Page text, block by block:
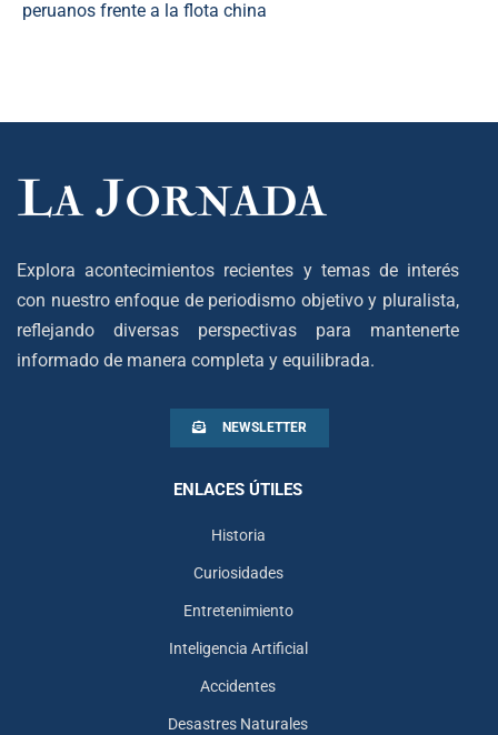
peruanos frente a la flota china
Explora acontecimientos recientes y temas de interés
con nuestro enfoque de periodismo objetivo y pluralista,
reflejando diversas perspectivas para mantenerte
informado de manera completa y equilibrada.
NEWSLETTER
ENLACES ÚTILES
Historia
Curiosidades
Entretenimiento
Inteligencia Artificial
Accidentes
Desastres Naturales